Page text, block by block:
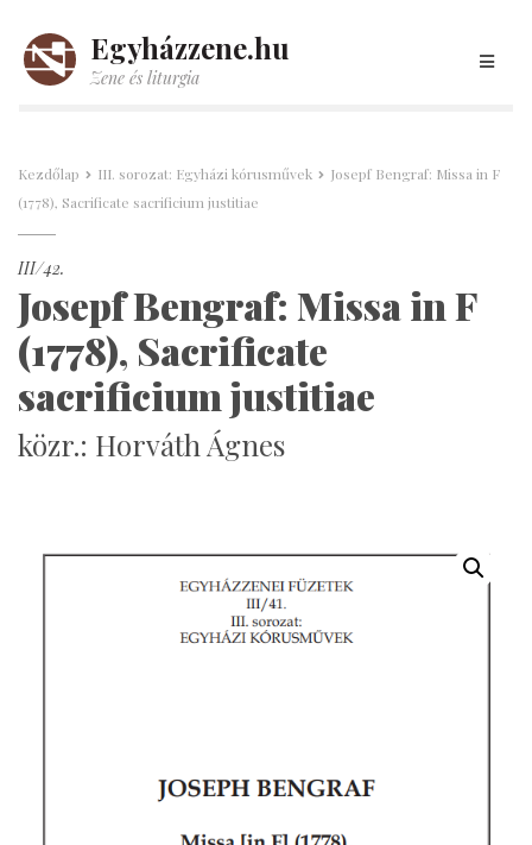
Egyházzene.hu
Zene és liturgia
Kezdőlap III. sorozat: Egyházi kórusművek
Josepf Bengraf: Missa in F
(1778), Sacrificate sacrificium justitiae
III/42.
Josepf Bengraf: Missa in F
(1778), Sacrificate
sacrificium justitiae
közr.: Horváth Ágnes